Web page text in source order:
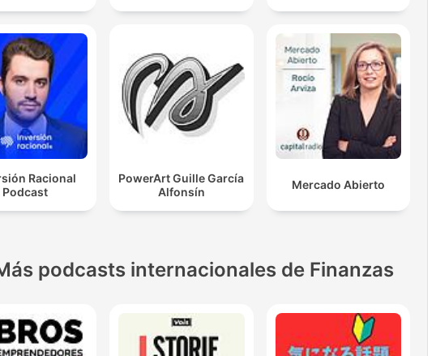
Racional
Podcast
PowerArt Guille García
Alfonsín
Mercado Abierto
podcasts internacionales de Finanzas